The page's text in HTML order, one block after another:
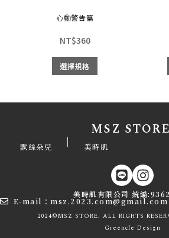
心動警告篇
NT$360
選擇規格
MSZ
默絲朵兒 | 美時肌
美時肌有限公司 統編
E-mail：msz.2023.com@gmail.com
2024©MSZ STORE. ALL RIGHTS
Greencle Design